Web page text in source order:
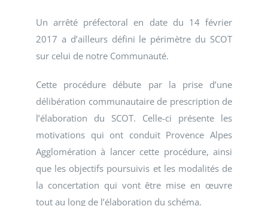
Un arrêté préfectoral en date du 14 février
2017 a d’ailleurs défini le périmètre du SCOT
sur celui de notre Communauté.
Cette procédure débute par la prise d’une
délibération communautaire de prescription de
l’élaboration du SCOT. Celle-ci présente les
motivations qui ont conduit Provence Alpes
Agglomération à lancer cette procédure, ainsi
que les objectifs poursuivis et les modalités de
la concertation qui vont être mise en œuvre
tout au long de l’élaboration du schéma.